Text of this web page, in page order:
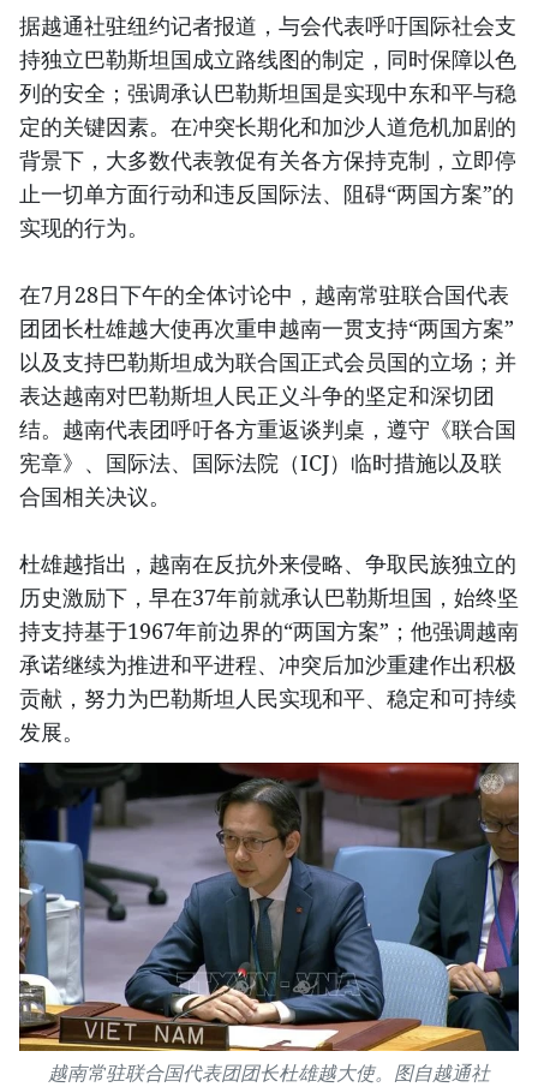
据越通社驻纽约记者报道，与会代表呼吁国际社会支
持独立巴勒斯坦国成立路线图的制定，同时保障以色
列的安全；强调承认巴勒斯坦国是实现中东和平与稳
定的关键因素。在冲突长期化和加沙人道危机加剧的
背景下，大多数代表敦促有关各方保持克制，立即停
止一切单方面行动和违反国际法、阻碍“两国方案”的
实现的行为。
在7月28日下午的全体讨论中，越南常驻联合国代表
团团长杜雄越大使再次重申越南一贯支持“两国方案”
以及支持巴勒斯坦成为联合国正式会员国的立场；并
表达越南对巴勒斯坦人民正义斗争的坚定和深切团
结。越南代表团呼吁各方重返谈判桌，遵守《联合国
宪章》、国际法、国际法院（ICJ）临时措施以及联
合国相关决议。
杜雄越指出，越南在反抗外来侵略、争取民族独立的
历史激励下，早在37年前就承认巴勒斯坦国，始终坚
持支持基于1967年前边界的“两国方案”；他强调越南
承诺继续为推进和平进程、冲突后加沙重建作出积极
贡献，努力为巴勒斯坦人民实现和平、稳定和可持续
发展。
越南常驻联合国代表团团长杜雄越大使。图自越通社